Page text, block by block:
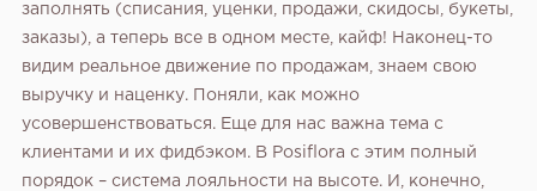
заполнять (списания‚ уценки‚ продажи‚ скидосы‚ букеты‚
заказы)‚ а теперь все в одном месте‚ кайф! Наконец-то
видим реальное движение по продажам‚ знаем свою
выручку и наценку. Поняли‚ как можно
усовершенствоваться. Еще для нас важна тема с
клиентами и их фидбэком. В Posiflora с этим полный
порядок – система лояльности на высоте. И‚ конечно‚